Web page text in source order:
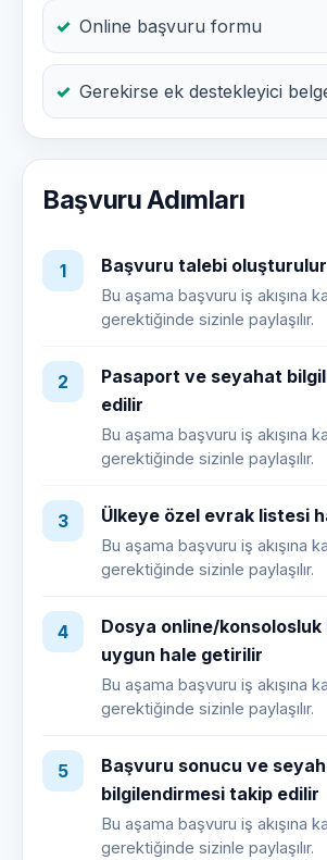
Online başvuru formu
Gerekirse ek destekleyici
Başvuru Adımları
1 Başvuru talebi oluşturulur
Bu aşama başvuru iş akışına
gerektiğinde sizinle paylaşılır.
2
Pasaport ve seyahat
edilir
Bu aşama başvuru iş akışına
gerektiğinde sizinle paylaşılır.
3 Ülkeye özel evrak listesi
Bu aşama başvuru iş akışına
gerektiğinde sizinle paylaşılır.
4
Dosya online/
uygun hale getirilir
Bu aşama başvuru iş akışına
gerektiğinde sizinle paylaşılır.
5
Başvuru sonucu ve
bilgilendirmesi takip edilir
Bu aşama başvuru iş akışına
gerektiğinde sizinle paylaşılır.